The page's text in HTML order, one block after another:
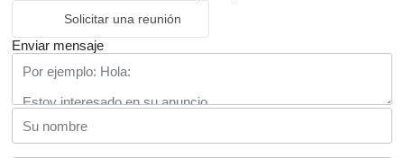
Solicitar una reunión
Enviar mensaje